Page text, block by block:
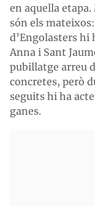
en aquella etapa.
són els
d’Engolasters hi
Anna i Sant
pubillatge arreu
concretes, però
seguits hi ha
ganes.